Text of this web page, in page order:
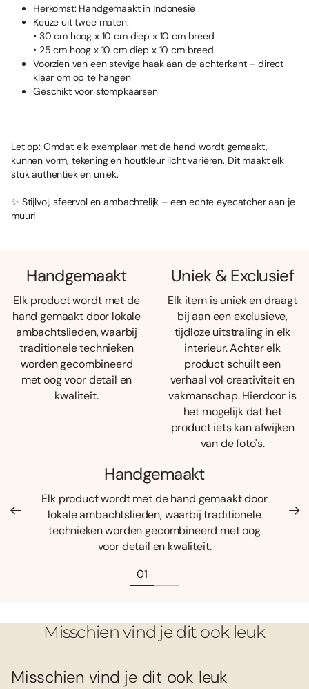
Herkomst: Handgemaakt in Indonesië
Keuze uit twee maten:
• 30 cm hoog x 10 cm diep x 10 cm breed
• 25 cm hoog x 10 cm diep x 10 cm breed
Voorzien van een stevige haak aan de achterkant – direct
klaar om op te hangen
Geschikt voor stompkaarsen
Let op: Omdat elk exemplaar met de hand wordt gemaakt,
kunnen vorm, tekening en houtkleur licht variëren. Dit maakt elk
stuk authentiek en uniek.
✨ Stijlvol, sfeervol en ambachtelijk – een echte eyecatcher aan je
muur!
Handgemaakt
Elk product wordt met de
hand gemaakt door lokale
ambachtslieden, waarbij
traditionele technieken
worden gecombineerd
met oog voor detail en
kwaliteit.
Uniek & Exclusief
Elk item is uniek en draagt
bij aan een exclusieve,
tijdloze uitstraling in elk
interieur. Achter elk
product schuilt een
verhaal vol creativiteit en
vakmanschap. Hierdoor is
het mogelijk dat het
product iets kan afwijken
van de foto's.
Handgemaakt
Elk product wordt met de hand gemaakt door
lokale ambachtslieden, waarbij traditionele
technieken worden gecombineerd met oog
voor detail en kwaliteit.
Misschien vind je dit ook leuk
Misschien vind je dit ook leuk